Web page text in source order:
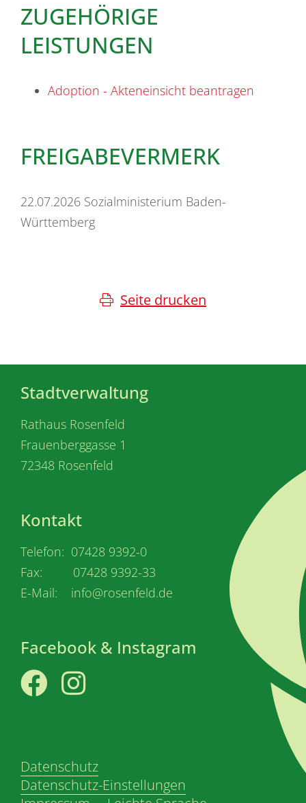
ZUGEHÖRIGE
LEISTUNGEN
Adoption - Akteneinsicht beantragen
FREIGABEVERMERK
22.07.2026 Sozialministerium Baden-
Württemberg
Seite drucken
Stadtverwaltung
Rathaus Rosenfeld
Frauenberggasse 1
72348 Rosenfeld
Kontakt
Telefon: 07428 9392-0
Fax: 07428 9392-33
E-Mail: info@rosenfeld.de
Facebook & Instagram
Datenschutz
Datenschutz-Einstellungen